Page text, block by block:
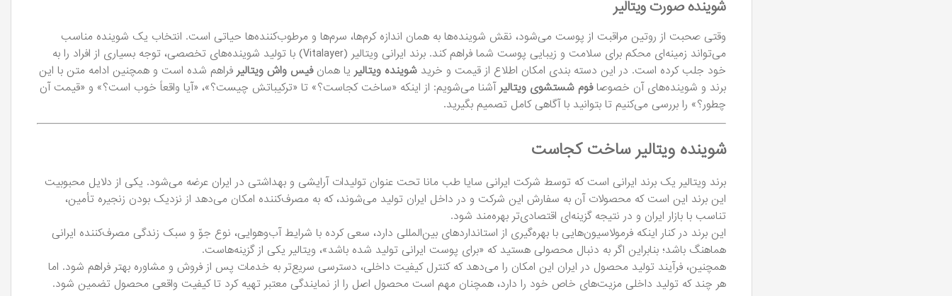
شوینده صورت ویتالیر
وقتی صحبت از روتین مراقبت از پوست می‌شود، نقش شوینده‌ها به همان اندازه کرم‌ها، سرم‌ها و مرطوب‌کننده‌ها حیاتی است. انتخاب یک شوینده مناسب
می‌تواند زمینه‌ای محکم برای سلامت و زیبایی پوست شما فراهم کند. برند ایرانی ویتالیر (Vitalayer) با تولید شوینده‌های تخصصی، توجه بسیاری از افراد را به
خود جلب کرده است. در این دسته بندی امکان اطلاع از قیمت و خریدشوینده ویتالیر یا همانفیس واش ویتالیر فراهم شده است و همچنین ادامه متن با این
برند و شوینده‌های آن خصوصافوم شستشوی ویتالیرآشنا می‌شویم: از اینکه «ساخت کجاست؟» تا «ترکیباتش چیست؟»، «آیا واقعاً خوب است؟» و «قیمت آن
چطور؟» را بررسی می‌کنیم تا بتوانید با آگاهی کامل تصمیم بگیرید.
شوینده ویتالیر ساخت کجاست
برند ویتالیر یک برند ایرانی است که توسط شرکت ایرانی سایا طب مانا تحت ‌عنوان تولیدات آرایشی و بهداشتی در ایران عرضه می‌شود. یکی از دلایل محبوبیت
این برند این است که محصولات آن به سفارش این شرکت و در داخل ایران تولید می‌شوند، که به مصرف‌کننده امکان می‌دهد از نزدیک بودن زنجیره تأمین،
تناسب با بازار ایران و در نتیجه گزینه‌ای اقتصادی‌تر بهره‌مند شود.
این برند در کنار اینکه فرمولاسیون‌هایی با بهره‌گیری از استانداردهای بین‌المللی دارد، سعی کرده با شرایط آب‌وهوایی، نوع جوّ و سبک زندگی مصرف‌کننده ایرانی
هماهنگ باشد؛ بنابراین اگر به دنبال محصولی هستید که «برای پوست ایرانی تولید شده باشد»، ویتالیر یکی از گزینه‌هاست.
همچنین، فرآیند تولید محصول در ایران این امکان را می‌دهد که کنترل کیفیت داخلی، دسترسی سریع‌تر به خدمات پس از فروش و مشاوره بهتر فراهم شود. اما
هر چند که تولید داخلی مزیت‌های خاص خود را دارد، همچنان مهم است محصول اصل را از نمایندگی معتبر تهیه کرد تا کیفیت واقعی محصول تضمین شود.